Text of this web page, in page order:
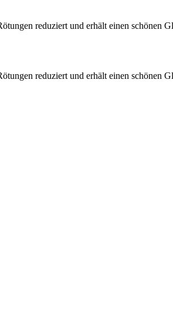
reduziert und erhält einen schönen
reduziert und erhält einen schönen